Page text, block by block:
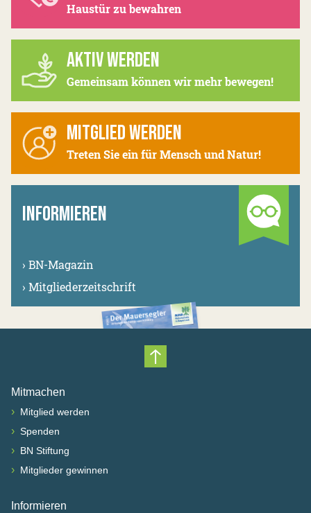
Haustür zu bewahren
AKTIV WERDEN
Gemeinsam können wir mehr bewegen!
MITGLIED WERDEN
Treten Sie ein für Mensch und Natur!
INFORMIEREN
› BN-Magazin
› Mitgliederzeitschrift
Nach oben scrollen
Mitmachen
› Mitglied werden
› Spenden
› BN Stiftung
› Mitglieder gewinnen
Informieren